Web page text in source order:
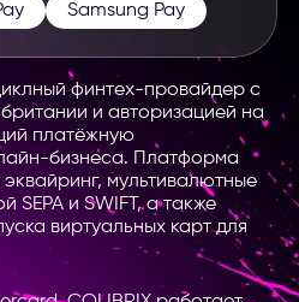
Samsung Pay
финтех-провайдер с
и авторизацией на
платёжную
бизнеса. Платформа
мультивалютные
SEPA и SWIFT, а также
виртуальных карт для